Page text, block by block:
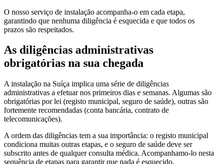
O nosso serviço de instalação acompanha-o em cada etapa,
garantindo que nenhuma diligência é esquecida e que todos os
prazos são respeitados.
As diligências administrativas
obrigatórias na sua chegada
A instalação na Suíça implica uma série de diligências
administrativas a efetuar nos primeiros dias e semanas. Algumas são
obrigatórias por lei (registo municipal, seguro de saúde), outras são
fortemente recomendadas (conta bancária, contrato de
telecomunicações).
A ordem das diligências tem a sua importância: o registo municipal
condiciona muitas outras etapas, e o seguro de saúde deve ser
subscrito antes de qualquer consulta médica. Acompanhamo-lo nesta
sequência de etapas para garantir que nada é esquecido.